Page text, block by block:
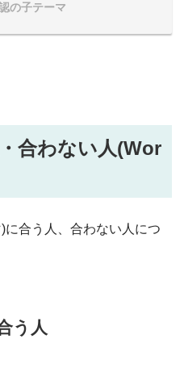
の子テーマ
合わない人(Wor
に合う人、合わない人につ
う人